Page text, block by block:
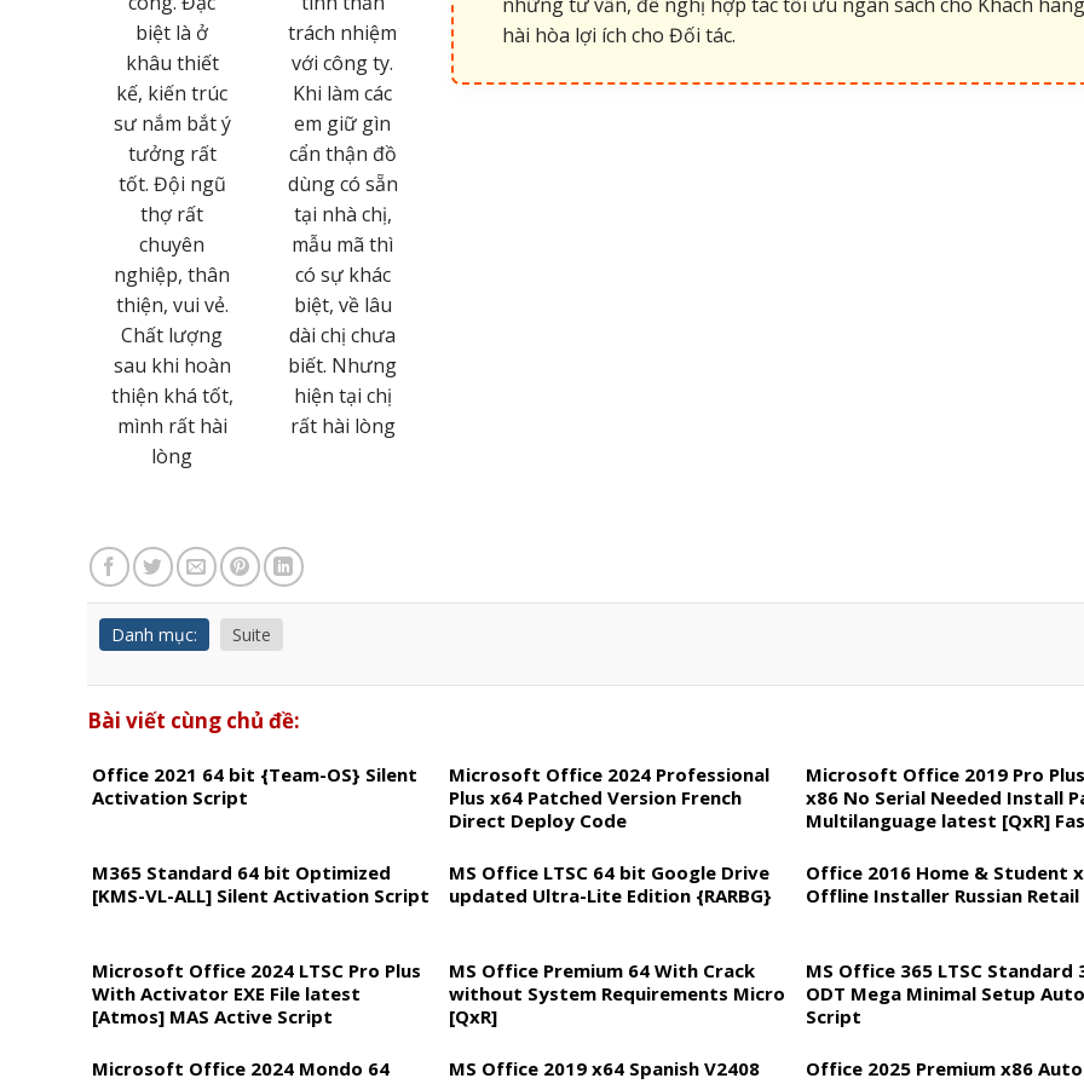
biệt là ở
khâu thiết
kế, kiến trúc
sư nắm bắt ý
tưởng rất
tốt. Đội ngũ
thợ rất
chuyên
nghiệp, thân
thiện, vui vẻ.
Chất lượng
sau khi hoàn
thiện khá tốt,
mình rất hài
lòng
trách nhiệm
với công ty.
Khi làm các
em giữ gìn
cẩn thận đồ
dùng có sẵn
tại nhà chị,
mẫu mã thì
có sự khác
biệt, về lâu
dài chị chưa
biết. Nhưng
hiện tại chị
rất hài lòng
hài hòa lợi ích cho Đối tác.
Danh mục: Suite
Bài viết cùng chủ đề:
Office 2021 64 bit {Team-OS} Silent
Activation Script
Microsoft Office 2024 Professional
Plus x64 Patched Version French
Direct Deploy Code
Microsoft Office 2019 Pro
x86 No Serial Needed Install
Multilanguage latest [QxR]
M365 Standard 64 bit Optimized
[KMS-VL-ALL] Silent Activation Script
MS Office LTSC 64 bit Google Drive
updated Ultra-Lite Edition {RARBG}
Office 2016 Home & Student
Offline Installer Russian Retail
Microsoft Office 2024 LTSC Pro Plus
With Activator EXE File latest
[Atmos] MAS Active Script
MS Office Premium 64 With Crack
without System Requirements Micro
[QxR]
MS Office 365 LTSC Standard
ODT Mega Minimal Setup
Script
Microsoft Office 2024 Mondo 64
MS Office 2019 x64 Spanish V2408
Office 2025 Premium x86